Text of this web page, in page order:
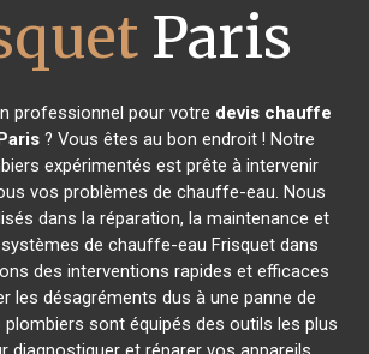
Paris
professionnel pour votre devis chauffe
? Vous êtes au bon endroit ! Notre
expérimentés est prête à intervenir
vos problèmes de chauffe-eau. Nous
dans la réparation, la maintenance et
de chauffe-eau Frisquet dans
des interventions rapides et efficaces
les désagréments dus à une panne de
sont équipés des outils les plus